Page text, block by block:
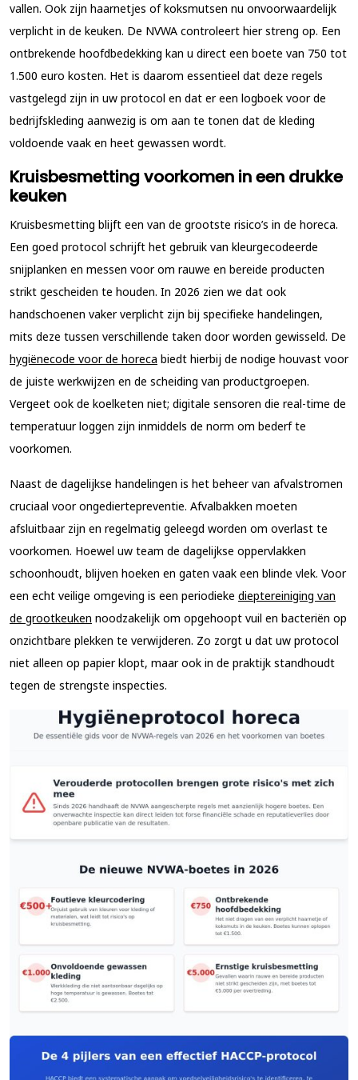
vallen. Ook zijn haarnetjes of koksmutsen nu onvoorwaardelijk
verplicht in de keuken. De NVWA controleert hier streng op. Een
ontbrekende hoofdbedekking kan u direct een boete van 750 tot
1.500 euro kosten. Het is daarom essentieel dat deze regels
vastgelegd zijn in uw protocol en dat er een logboek voor de
bedrijfskleding aanwezig is om aan te tonen dat de kleding
voldoende vaak en heet gewassen wordt.
Kruisbesmetting voorkomen in een drukke
keuken
Kruisbesmetting blijft een van de grootste risico’s in de horeca.
Een goed protocol schrijft het gebruik van kleurgecodeerde
snijplanken en messen voor om rauwe en bereide producten
strikt gescheiden te houden. In 2026 zien we dat ook
handschoenen vaker verplicht zijn bij specifieke handelingen,
mits deze tussen verschillende taken door worden gewisseld. De
hygiënecode voor de horeca biedt hierbij de nodige houvast voor
de juiste werkwijzen en de scheiding van productgroepen.
Vergeet ook de koelketen niet; digitale sensoren die real-time de
temperatuur loggen zijn inmiddels de norm om bederf te
voorkomen.
Naast de dagelijkse handelingen is het beheer van afvalstromen
cruciaal voor ongediertepreventie. Afvalbakken moeten
afsluitbaar zijn en regelmatig geleegd worden om overlast te
voorkomen. Hoewel uw team de dagelijkse oppervlakken
schoonhoudt, blijven hoeken en gaten vaak een blinde vlek. Voor
een echt veilige omgeving is een periodieke dieptereiniging van
de grootkeuken noodzakelijk om opgehoopt vuil en bacteriën op
onzichtbare plekken te verwijderen. Zo zorgt u dat uw protocol
niet alleen op papier klopt, maar ook in de praktijk standhoudt
tegen de strengste inspecties.